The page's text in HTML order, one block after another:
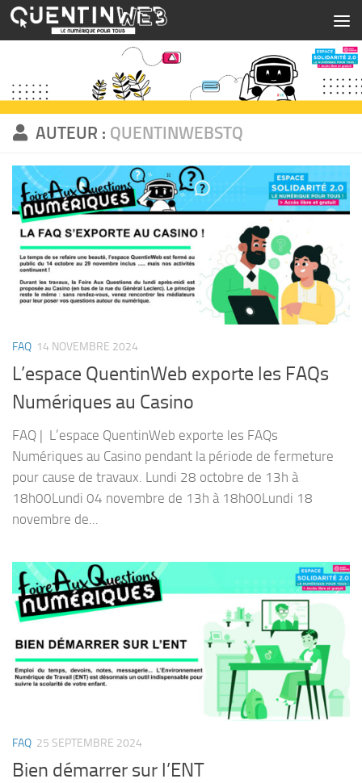
Skip to content
AUTEUR : QUENTINWEBSTQ
FAQ 14 NOVEMBRE 2024
L’espace QuentinWeb exporte les FAQs
Numériques au Casino
FAQ | L’espace QuentinWeb exporte les FAQs
Numériques au Casino pendant la période de fermeture
pour cause de travaux. Lundi 28 octobre de 13h à
18h00Lundi 04 novembre de 13h à 18h00Lundi 18
novembre de...
FAQ 25 SEPTEMBRE 2024
Bien démarrer sur l’ENT